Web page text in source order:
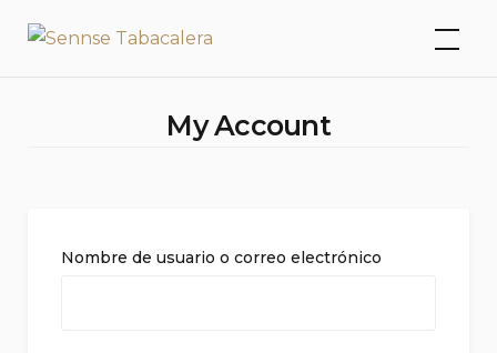
Sennse Tabacalera
My Account
Nombre de usuario o correo electrónico